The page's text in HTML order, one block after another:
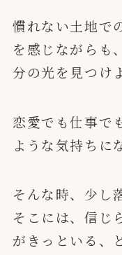
慣れない土地で
を感じながらも
分の光を見つけ
恋愛でも仕事で
ような気持ちに
そんな時、少し
そこには、信じ
がきっといる、